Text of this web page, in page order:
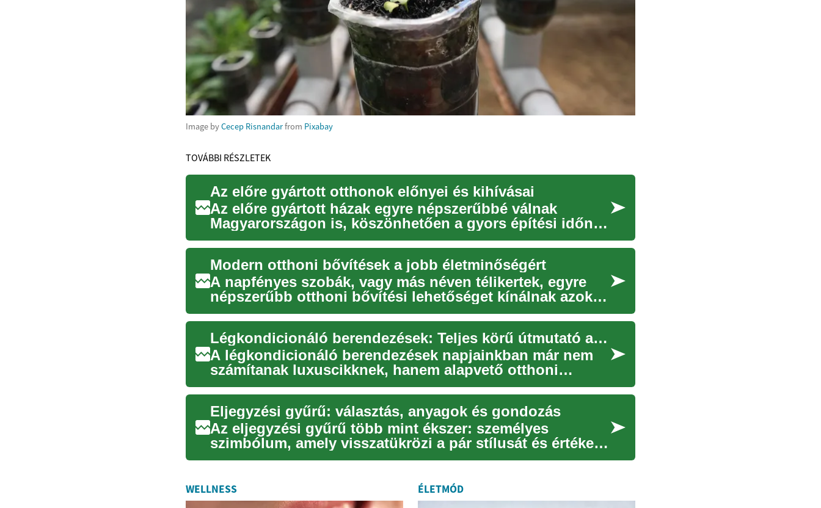
Image byCecep Risnandarfrom Pixabay
TOVÁBBI RÉSZLETEK
Az előre gyártott otthonok előnyei és kihívásai
Az előre gyártott házak egyre népszerűbbé válnak
Magyarországon is, köszönhetően a gyors építési időnek
és a költségh...
Modern otthoni bővítések a jobb életminőségért
A napfényes szobák, vagy más néven télikertek, egyre
népszerűbb otthoni bővítési lehetőséget kínálnak azok
számára, a...
Légkondicionáló berendezések: Teljes körű útmutató a modern otthoni hűtéshez
A légkondicionáló berendezések napjainkban már nem
számítanak luxuscikknek, hanem alapvető otthoni
felszerelésnek tek...
Eljegyzési gyűrű: választás, anyagok és gondozás
Az eljegyzési gyűrű több mint ékszer: személyes
szimbólum, amely visszatükrözi a pár stílusát és értékeit.
Ez a cikk ...
WELLNESS ÉLETMÓD